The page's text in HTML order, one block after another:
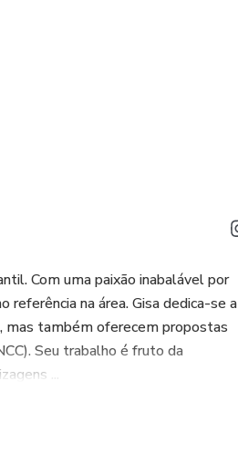
onde eu ensino:
Com uma paixão inabalável por
na área. Gisa dedica-se a
mas também oferecem propostas
Seu trabalho é fruto da
...